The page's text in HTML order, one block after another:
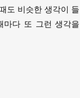
도 비슷한 생각이 들
마다 또 그런 생각을